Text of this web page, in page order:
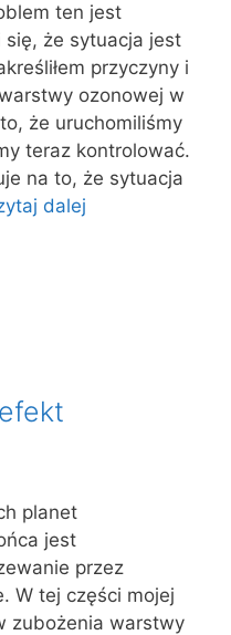
ten jest
że sytuacja jest
przyczyny i
ozonowej w
że uruchomiliśmy
teraz kontrolować.
na to, że sytuacja
dalej
planet
jest
przez
W tej części mojej
zubożenia warstwy